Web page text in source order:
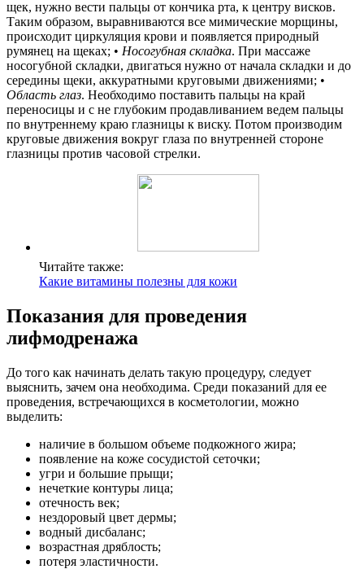
щек, нужно вести пальцы от кончика рта, к центру висков.
Таким образом, выравниваются все мимические морщины,
происходит циркуляция крови и появляется природный
румянец на щеках; • Носогубная складка. При массаже
носогубной складки, двигаться нужно от начала складки и до
середины щеки, аккуратными круговыми движениями; •
Область глаз. Необходимо поставить пальцы на край
переносицы и с не глубоким продавливанием ведем пальцы
по внутреннему краю глазницы к виску. Потом производим
круговые движения вокруг глаза по внутренней стороне
глазницы против часовой стрелки.
Читайте также:
Какие витамины полезны для кожи
Показания для проведения
лифмодренажа
До того как начинать делать такую процедуру, следует
выяснить, зачем она необходима. Среди показаний для ее
проведения, встречающихся в косметологии, можно
выделить:
наличие в большом объеме подкожного жира;
появление на коже сосудистой сеточки;
угри и большие прыщи;
нечеткие контуры лица;
отечность век;
нездоровый цвет дермы;
водный дисбаланс;
возрастная дряблость;
потеря эластичности.